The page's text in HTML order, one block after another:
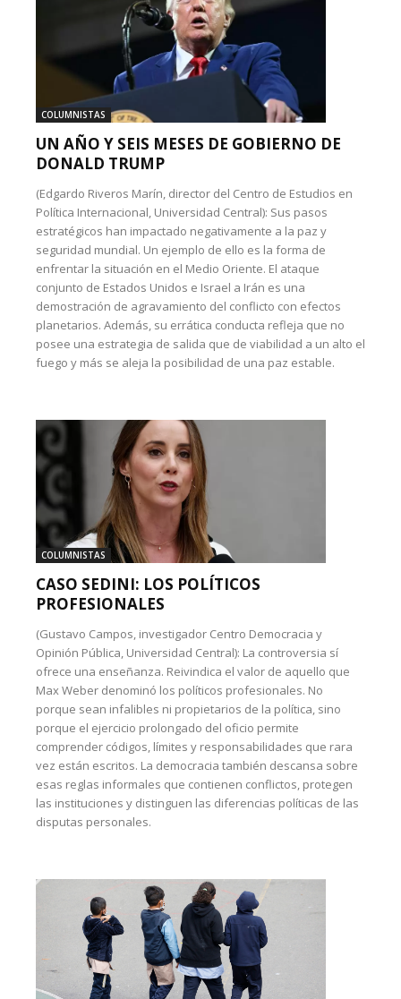
COLUMNISTAS
UN AÑO Y SEIS MESES DE GOBIERNO DE
DONALD TRUMP
(Edgardo Riveros Marín, director del Centro de Estudios en
Política Internacional, Universidad Central): Sus pasos
estratégicos han impactado negativamente a la paz y
seguridad mundial. Un ejemplo de ello es la forma de
enfrentar la situación en el Medio Oriente. El ataque
conjunto de Estados Unidos e Israel a Irán es una
demostración de agravamiento del conflicto con efectos
planetarios. Además, su errática conducta refleja que no
posee una estrategia de salida que de viabilidad a un alto el
fuego y más se aleja la posibilidad de una paz estable.
COLUMNISTAS
CASO SEDINI: LOS POLÍTICOS
PROFESIONALES
(Gustavo Campos, investigador Centro Democracia y
Opinión Pública, Universidad Central): La controversia sí
ofrece una enseñanza. Reivindica el valor de aquello que
Max Weber denominó los políticos profesionales. No
porque sean infalibles ni propietarios de la política, sino
porque el ejercicio prolongado del oficio permite
comprender códigos, límites y responsabilidades que rara
vez están escritos. La democracia también descansa sobre
esas reglas informales que contienen conflictos, protegen
las instituciones y distinguen las diferencias políticas de las
disputas personales.